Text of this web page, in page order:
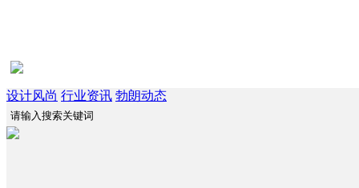
设计风尚 行业资讯 勃朗动态